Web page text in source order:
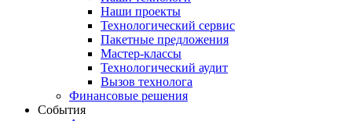
Наши проекты
Технологический сервис
Пакетные предложения
Мастер-классы
Технологический аудит
Вызов технолога
Финансовые решения
События